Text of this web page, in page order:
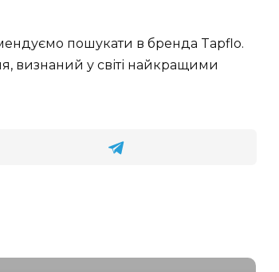
пошукати в бренда Tapflo.
визнаний у світі найкращими